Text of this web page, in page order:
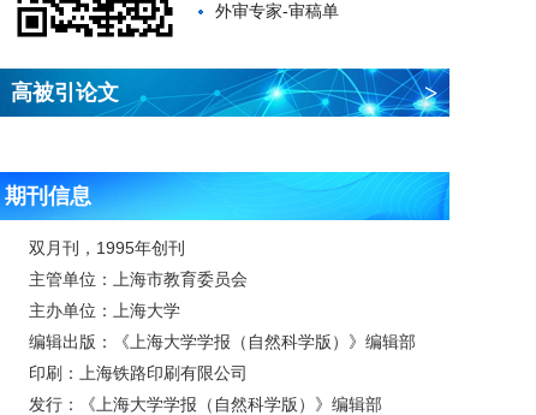
外审专家-审稿单
高被引论文 >
期刊信息
双月刊，1995年创刊
主管单位：上海市教育委员会
主办单位：上海大学
编辑出版：《上海大学学报（自然科学版）》编辑部
印刷：上海铁路印刷有限公司
发行：《上海大学学报（自然科学版）》编辑部